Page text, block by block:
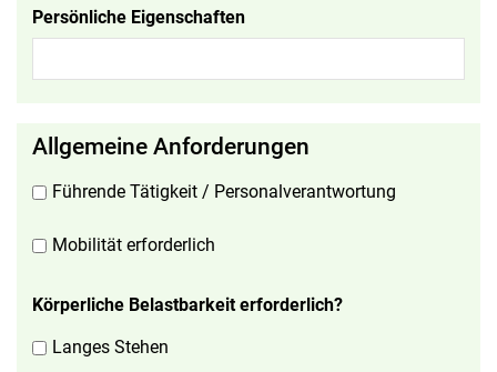
Persönliche Eigenschaften
Allgemeine Anforderungen
Führende Tätigkeit / Personalverantwortung
Mobilität erforderlich
Körperliche Belastbarkeit erforderlich?
Langes Stehen